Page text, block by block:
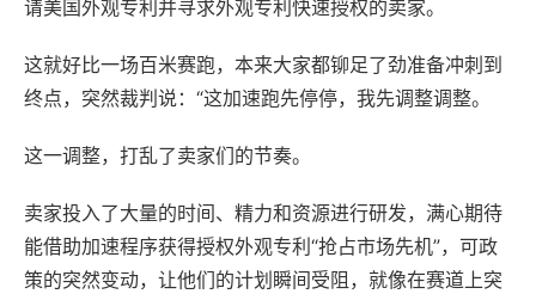
请美国外观专利并寻求外观专利快速授权的卖家。
这就好比一场百米赛跑，本来大家都铆足了劲准备冲刺到
终点，突然裁判说：“这加速跑先停停，我先调整调整。
这一调整，打乱了卖家们的节奏。
卖家投入了大量的时间、精力和资源进行研发，满心期待
能借助加速程序获得授权外观专利“抢占市场先机”，可政
策的突然变动，让他们的计划瞬间受阻，就像在赛道上突